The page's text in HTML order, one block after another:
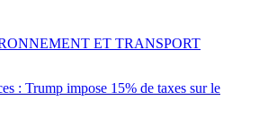
: Trump impose 15% de taxes sur le
ET TRANSPORT